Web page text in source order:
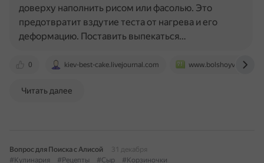
0 kiev-best-cake.livejournal.com www.bolshoyvopros.ru
доверху наполнить рисом или фасолью. Это
предотвратит вздутие теста от нагрева и его
деформацию. Поставить выпекаться…
Читать далее
Вопрос для Поиска с Алисой
31 декабря
#Кулинария
#Рецепты #Сыр #Корзиночки